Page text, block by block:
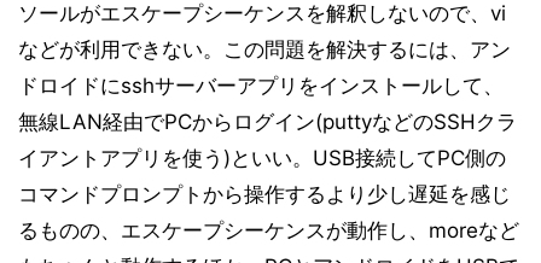
ソールがエスケープシーケンスを解釈しないので、vi
などが利用できない。この問題を解決するには、アン
ドロイドにsshサーバーアプリをインストールして、
無線LAN経由でPCからログイン(puttyなどのSSHクラ
イアントアプリを使う)といい。USB接続してPC側の
コマンドプロンプトから操作するより少し遅延を感じ
るものの、エスケープシーケンスが動作し、moreなど